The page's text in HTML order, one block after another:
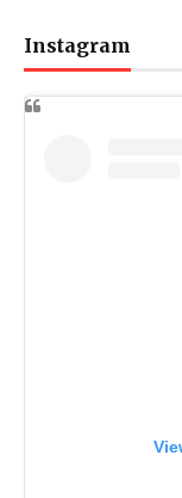
Instagram